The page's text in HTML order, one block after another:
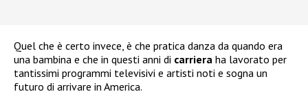
Quel che è certo invece, è che pratica danza da quando era
una bambina e che in questi anni di carriera ha lavorato per
tantissimi programmi televisivi e artisti noti e sogna un
futuro di arrivare in America.